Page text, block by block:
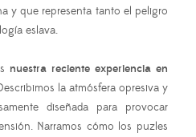
y que representa tanto el peligro
eslava.
nuestra reciente experiencia en
la atmósfera opresiva y
diseñada para provocar
Narramos cómo los puzles